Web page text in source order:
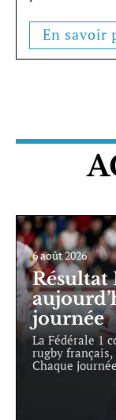
En savoir
6 août 2026
Résultat
journée
La Fédérale 1
rugby
Chaque